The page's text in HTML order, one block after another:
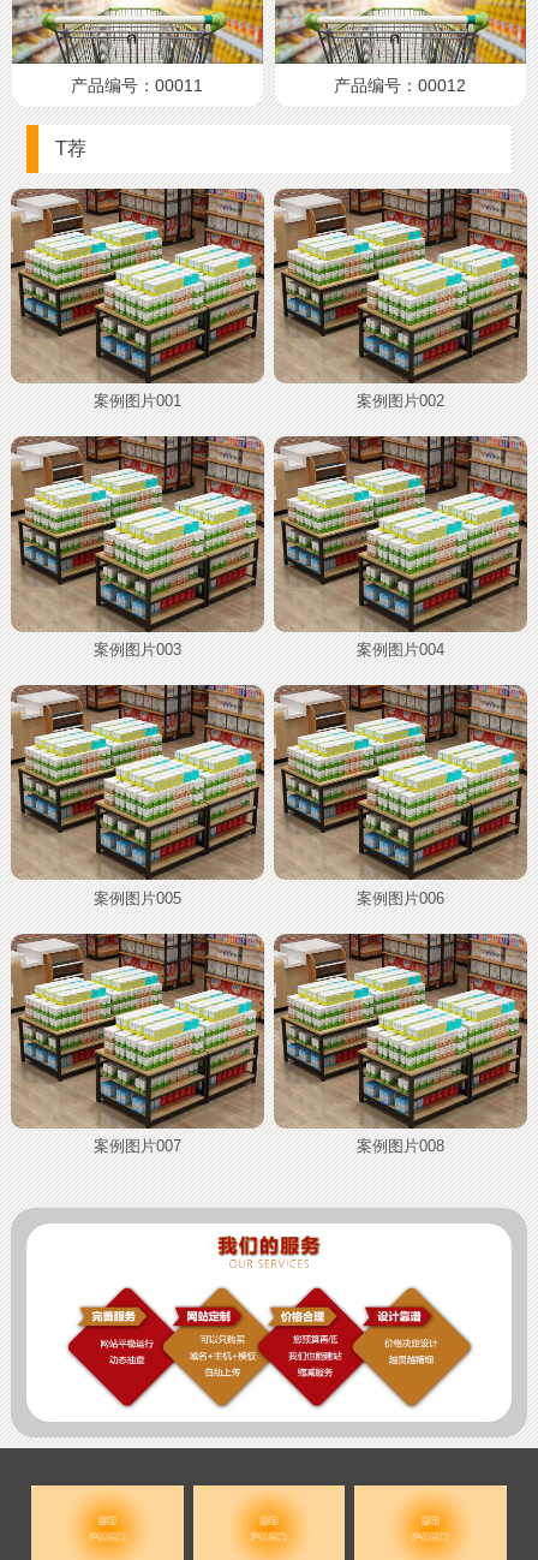
产品编号：00011 产品编号：00012
T荐
案例图片001 案例图片002
案例图片003 案例图片004
案例图片005 案例图片006
案例图片007 案例图片008